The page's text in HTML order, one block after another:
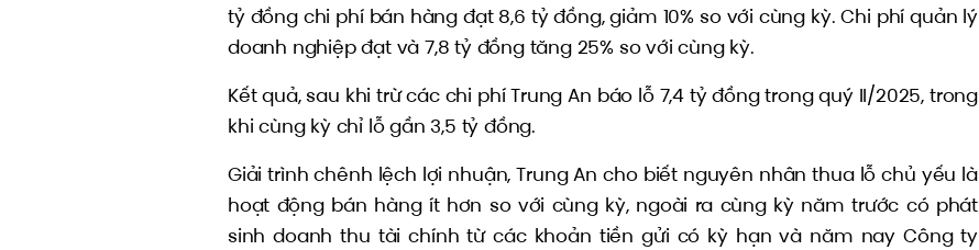
tỷ đồng chi phí bán hàng đạt 8,6 tỷ đồng, giảm 10% so với cùng kỳ. Chi phí quản lý
doanh nghiệp đạt và 7,8 tỷ đồng tăng 25% so với cùng kỳ.
Kết quả, sau khi trừ các chi phí Trung An báo lỗ 7,4 tỷ đồng trong quý II/2025, trong
khi cùng kỳ chỉ lỗ gần 3,5 tỷ đồng.
Giải trình chênh lệch lợi nhuận, Trung An cho biết nguyên nhân thua lỗ chủ yếu là
hoạt động bán hàng ít hơn so với cùng kỳ, ngoài ra cùng kỳ năm trước có phát
sinh doanh thu tài chính từ các khoản tiền gửi có kỳ hạn và năm nay Công ty